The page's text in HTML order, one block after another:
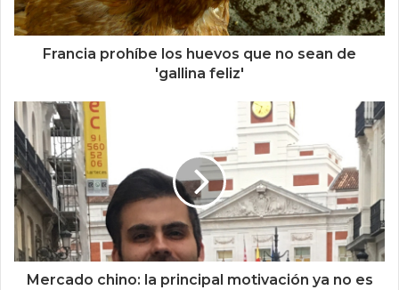
Francia prohíbe los huevos que no sean de
'gallina feliz'
Mercado chino: la principal motivación ya no es